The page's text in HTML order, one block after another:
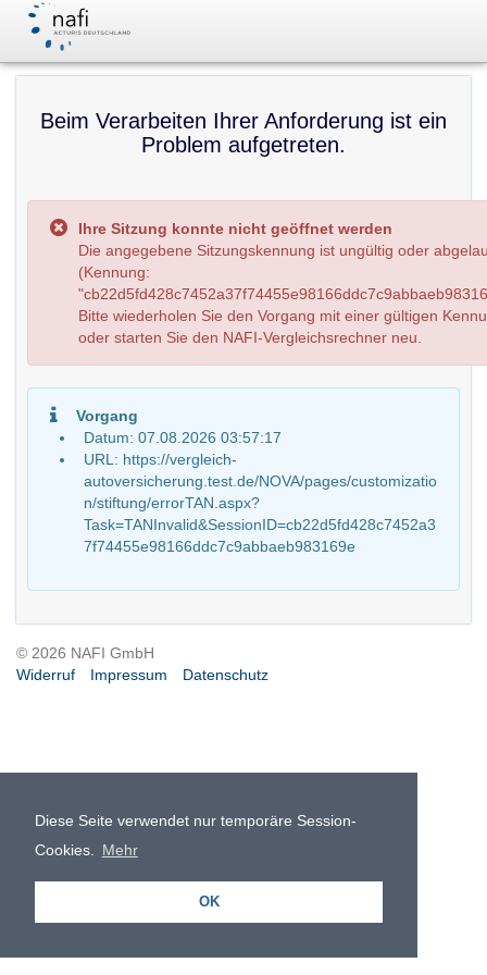
Diese Seite verwendet nur temporäre Session-
Cookies.
Mehr
OK
Beim Verarbeiten Ihrer Anforderung ist ein
Problem aufgetreten.
Ihre Sitzung konnte nicht geöffnet werden
Die angegebene Sitzungskennung ist ungültig oder
(Kennung:
Bitte wiederholen Sie den Vorgang mit einer gültigen
oder starten Sie den NAFI-Vergleichsrechner neu.
Vorgang
Datum: 07.08.2026 03:57:17
URL: https://vergleich-
autoversicherung.test.de/NOVA/pages/customizatio
n/stiftung/errorTAN.aspx?
Task=TANInvalid&SessionID=cb22d5fd428c7452a3
7f74455e98166ddc7c9abbaeb983169e
© 2026 NAFI GmbH
Widerruf
Impressum Datenschutz